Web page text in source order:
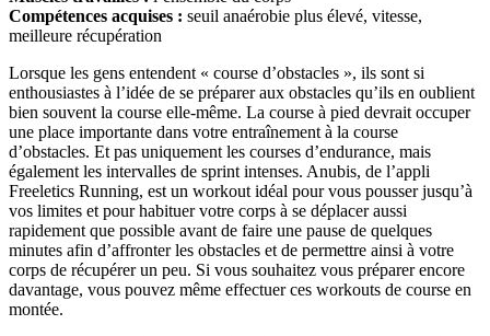
Compétences acquises : seuil anaérobie plus élevé, vitesse,
meilleure récupération
Lorsque les gens entendent « course d’obstacles », ils sont si
enthousiastes à l’idée de se préparer aux obstacles qu’ils en oublient
bien souvent la course elle-même. La course à pied devrait occuper
une place importante dans votre entraînement à la course
d’obstacles. Et pas uniquement les courses d’endurance, mais
également les intervalles de sprint intenses. Anubis, de l’appli
Freeletics Running, est un workout idéal pour vous pousser jusqu’à
vos limites et pour habituer votre corps à se déplacer aussi
rapidement que possible avant de faire une pause de quelques
minutes afin d’affronter les obstacles et de permettre ainsi à votre
corps de récupérer un peu. Si vous souhaitez vous préparer encore
davantage, vous pouvez même effectuer ces workouts de course en
montée.